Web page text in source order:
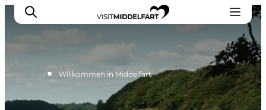
Erlebnisse
■ Willkommen in Middelfart